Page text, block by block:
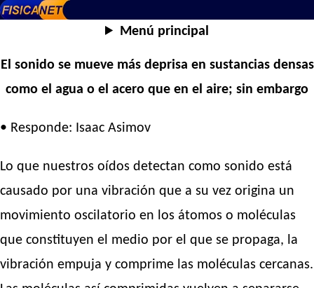
Menú principal
El sonido se mueve más deprisa en sustancias densas
como el agua o el acero que en el aire; sin embargo
• Responde: Isaac Asimov
Lo que nuestros oídos detectan como sonido está
causado por una vibración que a su vez origina un
movimiento oscilatorio en los átomos o moléculas
que constituyen el medio por el que se propaga, la
vibración empuja y comprime las moléculas cercanas.